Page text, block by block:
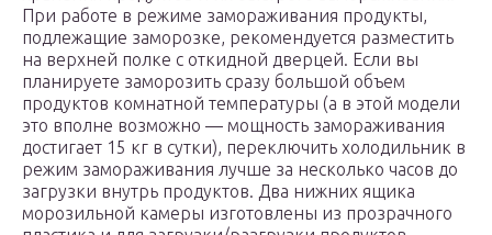
При работе в режиме замораживания продукты,
подлежащие заморозке, рекомендуется разместить
на верхней полке с откидной дверцей. Если вы
планируете заморозить сразу большой объем
продуктов комнатной температуры (а в этой модели
это вполне возможно — мощность замораживания
достигает 15 кг в сутки), переключить холодильник в
режим замораживания лучше за несколько часов до
загрузки внутрь продуктов. Два нижних ящика
морозильной камеры изготовлены из прозрачного